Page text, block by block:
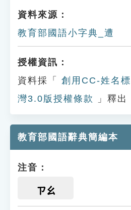
資料來源：
教育部國語小字典_遭
授權資訊：
資料採「
創用CC-姓名
灣3.0版授權條款
」釋出
教育部國語辭典簡編本
注音：
ㄗㄠ